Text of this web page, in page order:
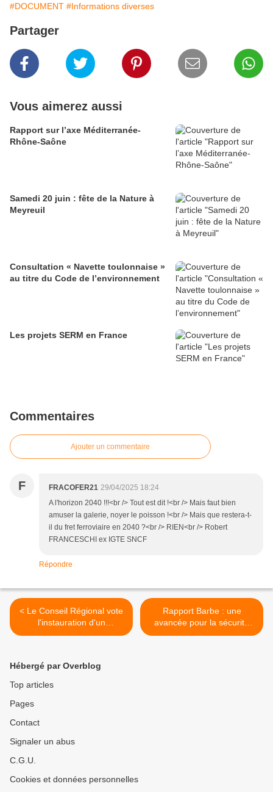
#DOCUMENT #Informations diverses
Partager
Vous aimerez aussi
Rapport sur l’axe Méditerranée-
Rhône-Saône
Samedi 20 juin : fête de la Nature à
Meyreuil
Consultation « Navette toulonnaise »
au titre du Code de l’environnement
Les projets SERM en France
Commentaires
Ajouter un commentaire
F FRACOFER21 29/04/2025 18:24
A l'horizon 2040 !!!<br /> Tout est dit !<br /> Mais faut bien
amuser la galerie, noyer le poisson !<br /> Mais que restera-t-
il du fret ferroviaire en 2040 ?<br /> RIEN<br /> Robert
FRANCESCHI ex IGTE SNCF
Répondre
< Le Conseil Régional vote
l'instauration d'un
versement mobilité régional
Rapport Barbe : une
avancée pour la sécurité
des cyclistes >
Hébergé par Overblog
Top articles
Pages
Contact
Signaler un abus
C.G.U.
Cookies et données personnelles